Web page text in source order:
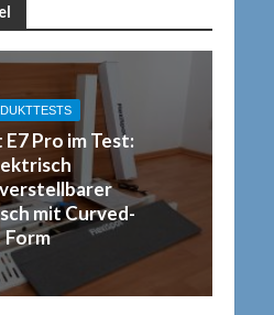
Pro im Test:
mit Curved-
Form